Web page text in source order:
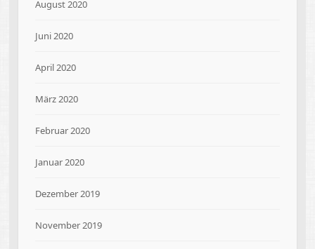
August 2020
Juni 2020
April 2020
März 2020
Februar 2020
Januar 2020
Dezember 2019
November 2019